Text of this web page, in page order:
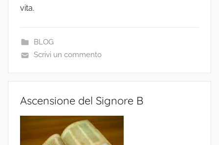
vita.
BLOG
Scrivi un commento
Ascensione del Signore B